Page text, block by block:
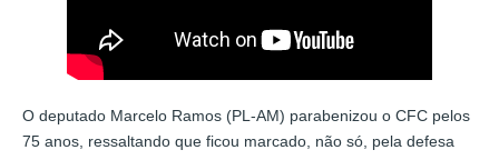
O deputado Marcelo Ramos (PL-AM) parabenizou o CFC pelos
75 anos, ressaltando que ficou marcado, não só, pela defesa